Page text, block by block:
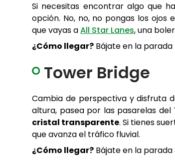
Si necesitas encontrar algo que
opción. No, no, no pongas los ojos
que vayas aAll Star Lanes, una
¿Cómo llegar? Bájate en la
Tower Bridge
Cambia de perspectiva y disfruta
altura, pasea por las pasarelas
cristal transparente. Si tienes
que avanza el tráfico fluvial.
¿Cómo llegar? Bájate en la parada